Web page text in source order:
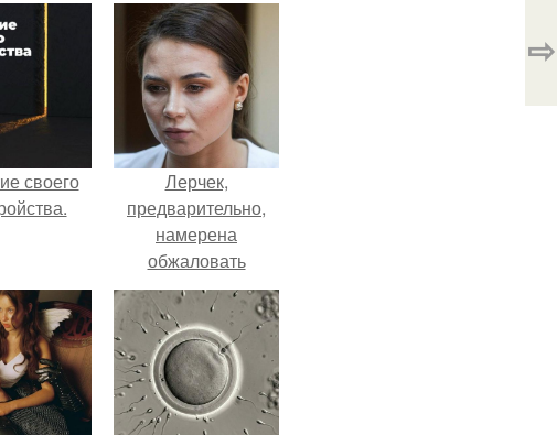
⇨
своего
Лерчек,
предварительно,
намерена
обжаловать
приговор.